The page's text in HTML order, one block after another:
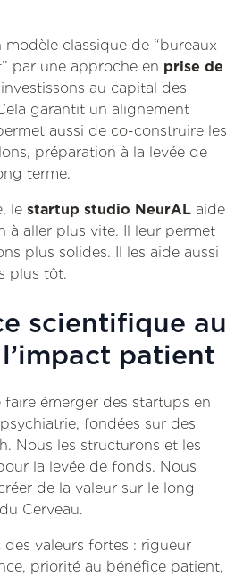
classique de “bureaux
par une approche en prise de
au capital des
garantit un alignement
aussi de co-construire les
préparation à la levée de
terme.
le startup studio NeurAL aide
à aller plus vite. Il leur permet
plus solides. Il les aide aussi
plus tôt.
scientifique au
patient
émerger des startups en
fondées sur des
Nous les structurons et les
la levée de fonds. Nous
de la valeur sur le long
Cerveau.
des valeurs fortes : rigueur
priorité au bénéfice patient,